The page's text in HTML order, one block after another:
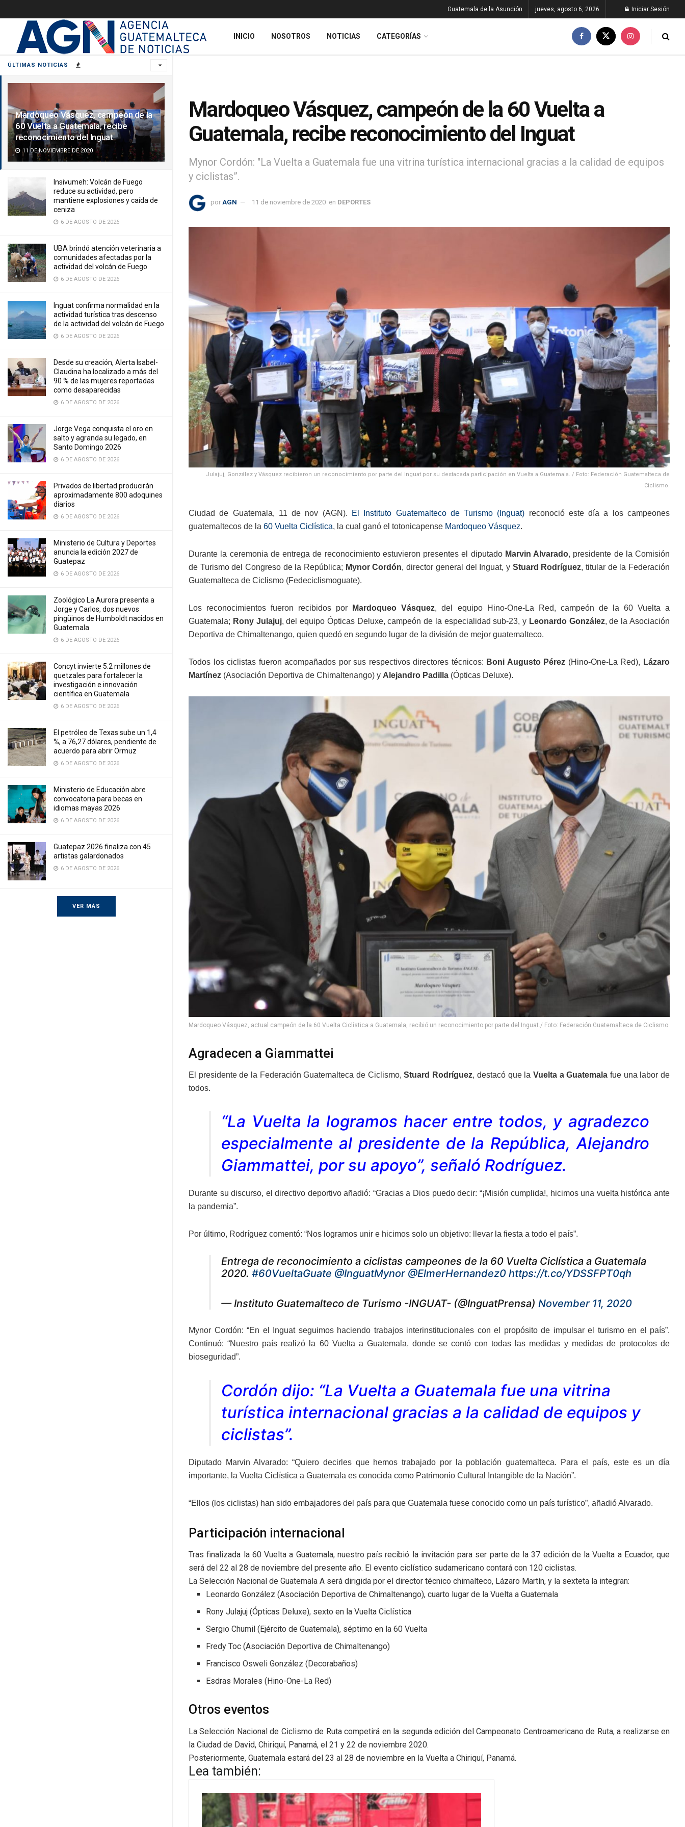
ÚLTIMAS NOTICIAS
Mardoqueo Vásquez, campeón de la
60 Vuelta a Guatemala, recibe
reconocimiento del Inguat
11 DE NOVIEMBRE DE 2020
Insivumeh: Volcán de Fuego
reduce su actividad, pero
mantiene explosiones y caída de
ceniza
6 DE AGOSTO DE 2026
UBA brindó atención veterinaria a
comunidades afectadas por la
actividad del volcán de Fuego
6 DE AGOSTO DE 2026
Inguat confirma normalidad en la
actividad turística tras descenso
de la actividad del volcán de Fuego
6 DE AGOSTO DE 2026
Desde su creación, Alerta Isabel-
Claudina ha localizado a más del
90 % de las mujeres reportadas
como desaparecidas
6 DE AGOSTO DE 2026
Jorge Vega conquista el oro en
salto y agranda su legado, en
Santo Domingo 2026
6 DE AGOSTO DE 2026
Privados de libertad producirán
aproximadamente 800 adoquines
diarios
6 DE AGOSTO DE 2026
Ministerio de Cultura y Deportes
anuncia la edición 2027 de
Guatepaz
6 DE AGOSTO DE 2026
Zoológico La Aurora presenta a
Jorge y Carlos, dos nuevos
pingüinos de Humboldt nacidos en
Guatemala
6 DE AGOSTO DE 2026
Concyt invierte 5.2 millones de
quetzales para fortalecer la
investigación e innovación
científica en Guatemala
6 DE AGOSTO DE 2026
El petróleo de Texas sube un 1,4
%, a 76,27 dólares, pendiente de
acuerdo para abrir Ormuz
6 DE AGOSTO DE 2026
Ministerio de Educación abre
convocatoria para becas en
idiomas mayas 2026
6 DE AGOSTO DE 2026
Guatepaz 2026 finaliza con 45
artistas galardonados
6 DE AGOSTO DE 2026
VER MÁS
Guatemala de la Asunción jueves, agosto 6, 2026 Iniciar Sesión
INICIO NOSOTROS NOTICIAS CATEGORÍAS
Mardoqueo Vásquez, campeón de la 60 Vuelta a
Guatemala, recibe reconocimiento del Inguat
Mynor Cordón: "La Vuelta a Guatemala fue una vitrina turística internacional gracias a la calidad de equipos
y ciclistas”.
por AGN 11 de noviembre de 2020 en DEPORTES
Julajuj, González y Vásquez recibieron un reconocimiento por parte del Inguat por su destacada participación en Vuelta a Guatemala. / Foto: Federación Guatemalteca de
Ciclismo.
Ciudad de Guatemala, 11 de nov (AGN). El Instituto Guatemalteco de Turismo (Inguat) reconoció este día a los campeones
guatemaltecos de la 60 Vuelta Ciclística, la cual ganó el totonicapense Mardoqueo Vásquez.
Durante la ceremonia de entrega de reconocimiento estuvieron presentes el diputado Marvin Alvarado, presidente de la Comisión
de Turismo del Congreso de la República; Mynor Cordón, director general del Inguat, y Stuard Rodríguez, titular de la Federación
Guatemalteca de Ciclismo (Fedeciclismoguate).
Los reconocimientos fueron recibidos por Mardoqueo Vásquez, del equipo Hino-One-La Red, campeón de la 60 Vuelta a
Guatemala; Rony Julajuj, del equipo Ópticas Deluxe, campeón de la especialidad sub-23, y Leonardo González, de la Asociación
Deportiva de Chimaltenango, quien quedó en segundo lugar de la división de mejor guatemalteco.
Todos los ciclistas fueron acompañados por sus respectivos directores técnicos: Boni Augusto Pérez (Hino-One-La Red), Lázaro
Martínez (Asociación Deportiva de Chimaltenango) y Alejandro Padilla (Ópticas Deluxe).
Mardoqueo Vásquez, actual campeón de la 60 Vuelta Ciclística a Guatemala, recibió un reconocimiento por parte del Inguat./ Foto: Federación Guatemalteca de Ciclismo.
Agradecen a Giammattei
El presidente de la Federación Guatemalteca de Ciclismo,Stuard Rodríguez, destacó que la Vuelta a Guatemala fue una labor de
todos.
“La Vuelta la logramos hacer entre todos, y agradezco
especialmente al presidente de la República, Alejandro
Giammattei, por su apoyo”, señaló Rodríguez.
Durante su discurso, el directivo deportivo añadió: “Gracias a Dios puedo decir: “¡Misión cumplida!, hicimos una vuelta histórica ante
la pandemia”.
Por último, Rodríguez comentó: “Nos logramos unir e hicimos solo un objetivo: llevar la fiesta a todo el país”.
Entrega de reconocimiento a ciclistas campeones de la 60 Vuelta Ciclística a Guatemala
2020. #60VueltaGuate @InguatMynor⁩ ⁦ @ElmerHernandez0 https://t.co/YDSSFPT0qh
— Instituto Guatemalteco de Turismo -INGUAT- (@InguatPrensa) November 11, 2020
Mynor Cordón: “En el Inguat seguimos haciendo trabajos interinstitucionales con el propósito de impulsar el turismo en el país”.
Continuó: “Nuestro país realizó la 60 Vuelta a Guatemala, donde se contó con todas las medidas y medidas de protocolos de
bioseguridad”.
Cordón dijo: “La Vuelta a Guatemala fue una vitrina
turística internacional gracias a la calidad de equipos y
ciclistas”.
Diputado Marvin Alvarado: “Quiero decirles que hemos trabajado por la población guatemalteca. Para el país, este es un día
importante, la Vuelta Ciclística a Guatemala es conocida como Patrimonio Cultural Intangible de la Nación”.
“Ellos (los ciclistas) han sido embajadores del país para que Guatemala fuese conocido como un país turístico”, añadió Alvarado.
Participación internacional
Tras finalizada la 60 Vuelta a Guatemala, nuestro país recibió la invitación para ser parte de la 37 edición de la Vuelta a Ecuador, que
será del 22 al 28 de noviembre del presente año. El evento ciclístico sudamericano contará con 120 ciclistas.
La Selección Nacional de Guatemala A será dirigida por el director técnico chimalteco, Lázaro Martín, y la sexteta la integran:
Leonardo González (Asociación Deportiva de Chimaltenango), cuarto lugar de la Vuelta a Guatemala
Rony Julajuj (Ópticas Deluxe), sexto en la Vuelta Ciclística
Sergio Chumil (Ejército de Guatemala), séptimo en la 60 Vuelta
Fredy Toc (Asociación Deportiva de Chimaltenango)
Francisco Osweli González (Decorabaños)
Esdras Morales (Hino-One-La Red)
Otros eventos
La Selección Nacional de Ciclismo de Ruta competirá en la segunda edición del Campeonato Centroamericano de Ruta, a realizarse en
la Ciudad de David, Chiriquí, Panamá, el 21 y 22 de noviembre 2020.
Posteriormente, Guatemala estará del 23 al 28 de noviembre en la Vuelta a Chiriquí, Panamá.
Lea también: